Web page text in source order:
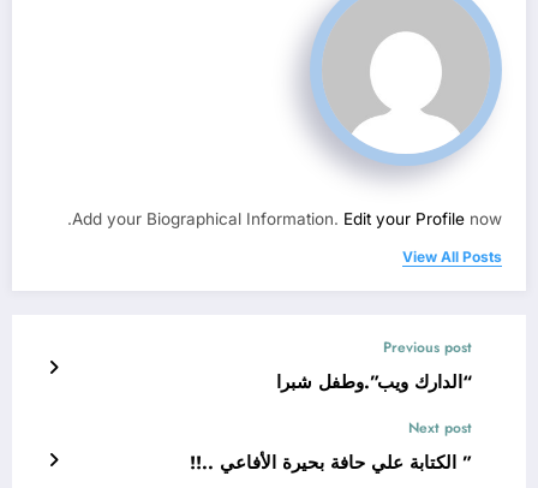
Add your Biographical Information. Edit your Profile now.
View All Posts
Previous post
“الدارك ويب”.وطفل شبرا
Next post
” الكتابة علي حافة بحيرة الأفاعي ..!!